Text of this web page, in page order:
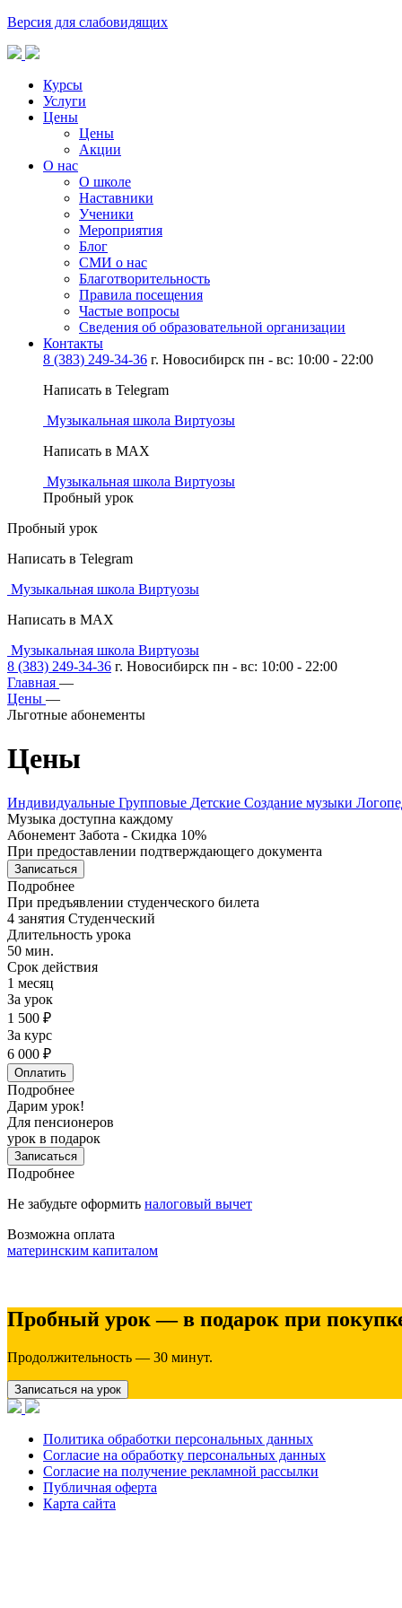
Версия для слабовидящих
Курсы
Услуги
Цены
Цены
Акции
О нас
О школе
Наставники
Ученики
Мероприятия
Блог
СМИ о нас
Благотворительность
Правила посещения
Частые вопросы
Сведения об образовательной организации
Контакты
8 (383) 249-34-36 г. Новосибирск пн - вс: 10:00 - 22:00
Написать в Telegram
Музыкальная школа Виртуозы
Написать в MAX
Музыкальная школа Виртуозы
Пробный урок
Пробный урок
Написать в Telegram
Музыкальная школа Виртуозы
Написать в MAX
Музыкальная школа Виртуозы
8 (383) 249-34-36 г. Новосибирск пн - вс: 10:00 - 22:00
Главная —
Цены —
Льготные абонементы
Цены
Индивидуальные Групповые Детские Создание музыки
Музыка доступна каждому
Абонемент Забота - Скидка 10%
При предоставлении подтверждающего документа
Записаться
Подробнее
При предъявлении студенческого билета
4 занятия Студенческий
Длительность урока
50 мин.
Срок действия
1 месяц
За урок
1 500 ₽
За курс
6 000 ₽
Оплатить
Подробнее
Дарим урок!
Для пенсионеров
урок в подарок
Записаться
Подробнее
Не забудьте оформить налоговый вычет
Возможна оплата
материнским капиталом
Пробный урок — в подарок при
Продолжительность — 30 минут.
Записаться на урок
Политика обработки персональных данных
Согласие на обработку персональных данных
Согласие на получение рекламной рассылки
Публичная оферта
Карта сайта